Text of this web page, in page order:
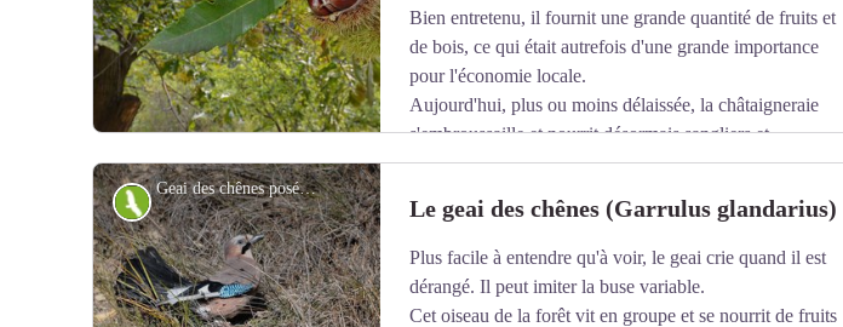
Voir l'image en plein écran
Bien entretenu, il fournit une grande quantité de fruits et
de bois, ce qui était autrefois d'une grande importance
pour l'économie locale.
Aujourd'hui, plus ou moins délaissée, la châtaigneraie
s'embroussaille et nourrit désormais sangliers et
campagnols.
Toutefois, la récolte des châtaignes se pratique encore, principalement pour une consommation
familiale et occasionnelle.
Geai des chênes posé, (Garrulus glandarius) - CEVASCO Jean-Marie
Faune Le geai des chênes (Garrulus glandarius)
Plus facile à entendre qu'à voir, le geai crie quand il est
dérangé. Il peut imiter la buse variable.
Cet oiseau de la forêt vit en groupe et se nourrit de fruits